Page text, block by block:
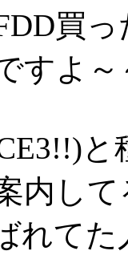
買
すよ～
内して
れて